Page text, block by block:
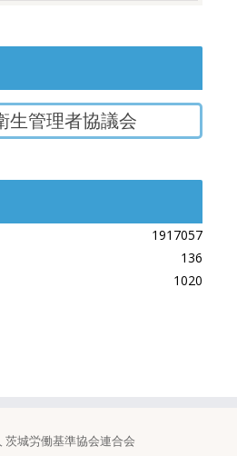
生管理者協議会
1917057
136
1020
茨城労働基準協会連合会